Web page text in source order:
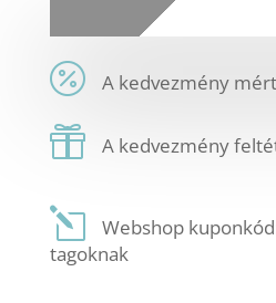
A kedvezmény
A kedvezmény
Webshop
tagoknak